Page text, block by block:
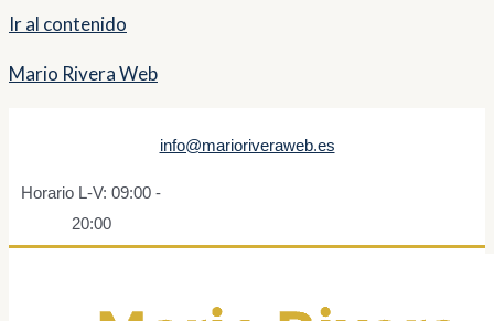
Ir al contenido
Mario Rivera Web
info@marioriveraweb.es
Horario L-V: 09:00 -
20:00